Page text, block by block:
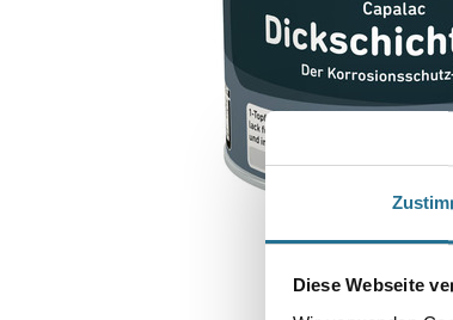
Diese Webseite